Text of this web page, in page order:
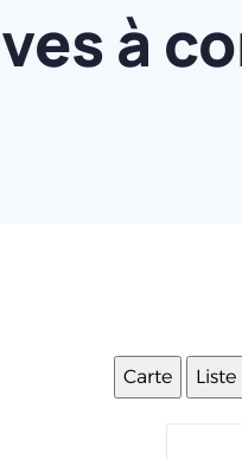
à
Carte Liste